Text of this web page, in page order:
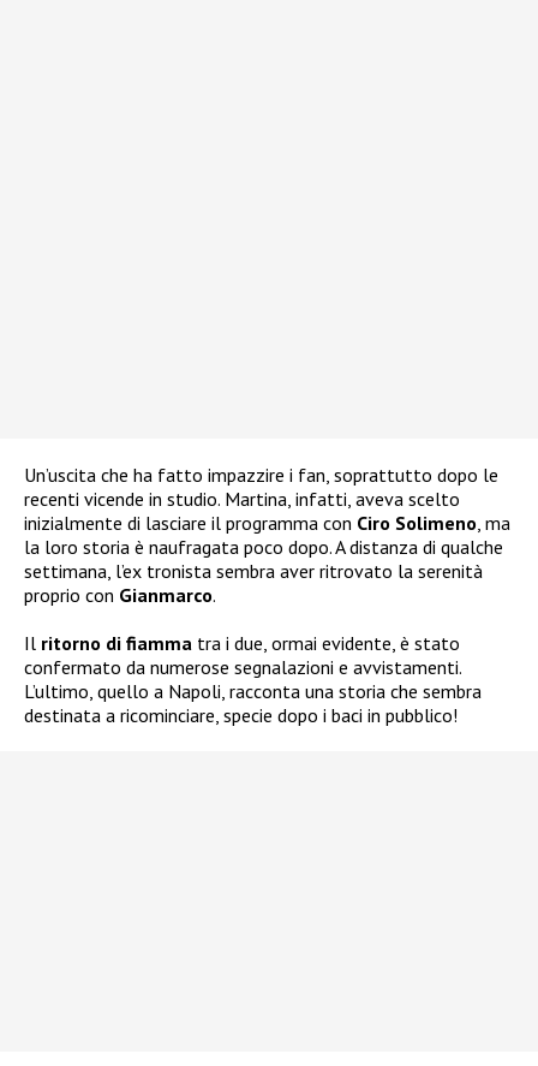
Un’uscita che ha fatto impazzire i fan, soprattutto dopo le
recenti vicende in studio. Martina, infatti, aveva scelto
inizialmente di lasciare il programma con Ciro Solimeno, ma
la loro storia è naufragata poco dopo. A distanza di qualche
settimana, l’ex tronista sembra aver ritrovato la serenità
proprio con Gianmarco.
Il ritorno di fiamma tra i due, ormai evidente, è stato
confermato da numerose segnalazioni e avvistamenti.
L’ultimo, quello a Napoli, racconta una storia che sembra
destinata a ricominciare, specie dopo i baci in pubblico!